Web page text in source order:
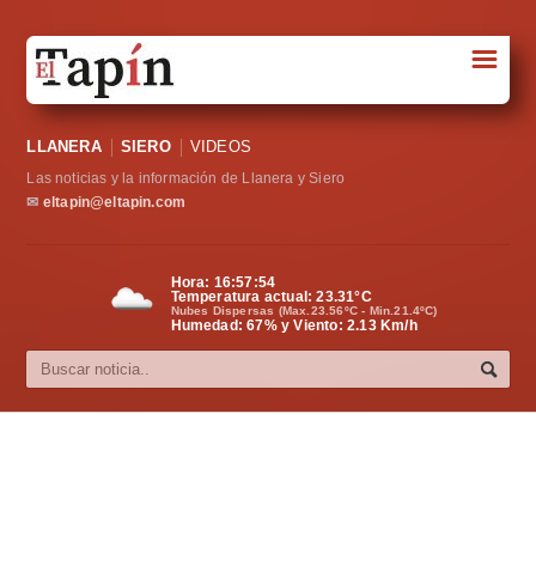
Sociedad
Política
Cultura
☰
LLANERA SIERO VIDEOS
Las noticias y la información de Llanera y Siero
✉ eltapin@eltapin.com
Hora: 16:57:55
Temperatura actual:23.31°C
Nubes Dispersas (Max.23.56ºC - Min.21.4ºC)
Humedad: 67% y Viento: 2.13 Km/h